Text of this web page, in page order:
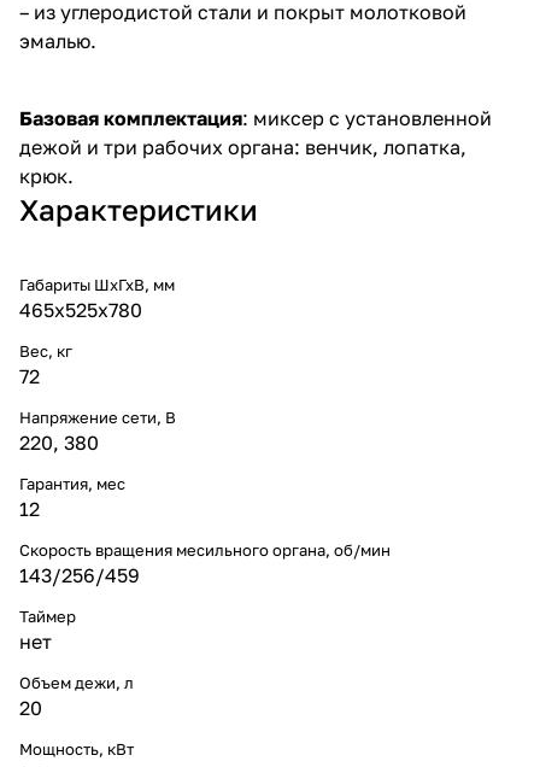
– из углеродистой стали и покрыт молотковой
эмалью.
Базовая комплектация: миксер с установленной
дежой и три рабочих органа: венчик, лопатка,
крюк.
Характеристики
Габариты ШхГхВ, мм
465х525х780
Вес, кг
72
Напряжение сети, В
220, 380
Гарантия, мес
12
Скорость вращения месильного органа, об/мин
143/256/459
Таймер
нет
Объем дежи, л
20
Мощность, кВт